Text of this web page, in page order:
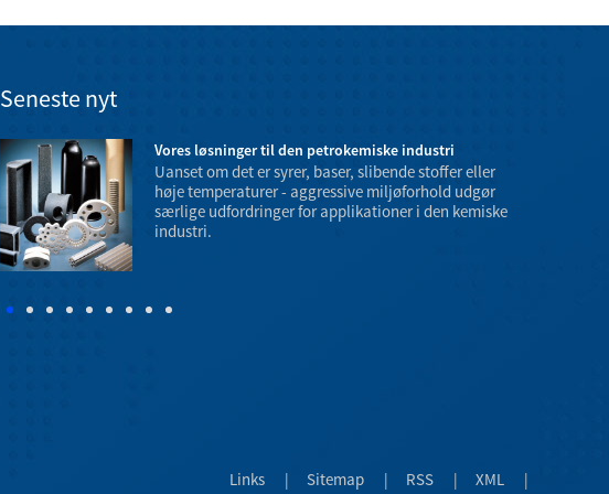
Seneste nyt
Vores løsninger til den petrokemiske industri
Uanset om det er syrer, baser, slibende stoffer eller
høje temperaturer - aggressive miljøforhold udgør
særlige udfordringer for applikationer i den kemiske
industri.
Links | Sitemap | RSS | XML |